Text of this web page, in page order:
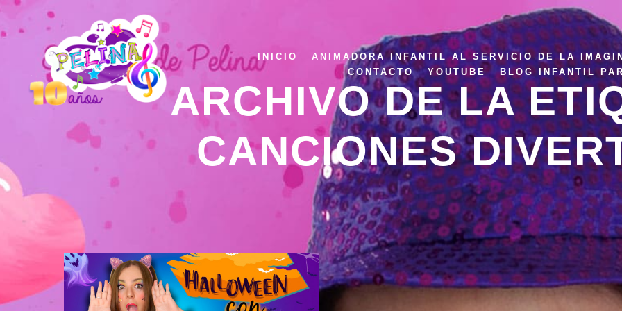
INICIO ANIMADORA INFANTIL AL SERVICIO DE LA
CONTACTO
YOUTUBE BLOG INFANTIL
ARCHIVO DE LA
CANCIONES